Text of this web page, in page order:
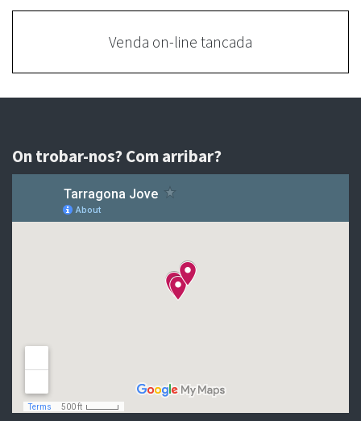
Venda on-line tancada
On trobar-nos? Com arribar?